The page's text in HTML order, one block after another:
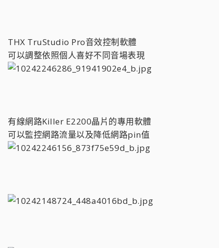
THX TruStudio Pro音效控制軟體
可以調整依照個人喜好不同音場表現
有線網路Killer E2200晶片的專用軟體
可以監控網路流量以及降低網路pin值